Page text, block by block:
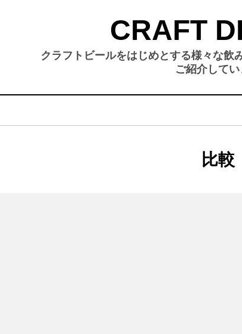
CRAFT
クラフトビールをはじめとする様々な飲
ご紹介して
タグ
:比較